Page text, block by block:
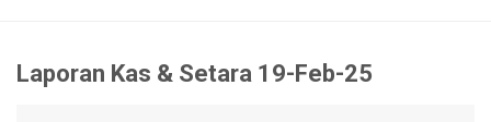
Laporan Kas & Setara 19-Feb-25